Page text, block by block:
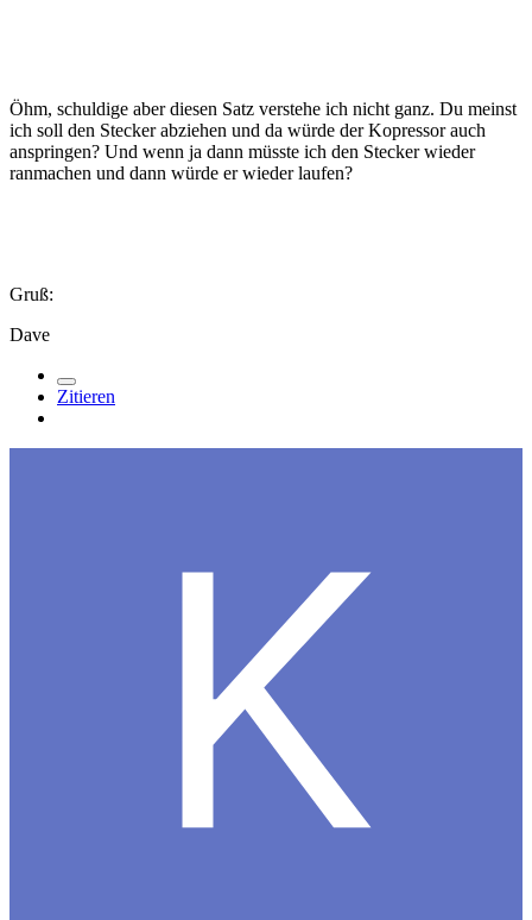
Öhm, schuldige aber diesen Satz verstehe ich nicht ganz. Du meinst
ich soll den Stecker abziehen und da würde der Kopressor auch
anspringen? Und wenn ja dann müsste ich den Stecker wieder
ranmachen und dann würde er wieder laufen?
Gruß:
Dave
Zitieren